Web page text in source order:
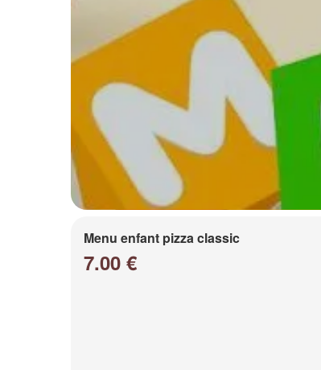
Menu enfant pizza classic
7.00 €